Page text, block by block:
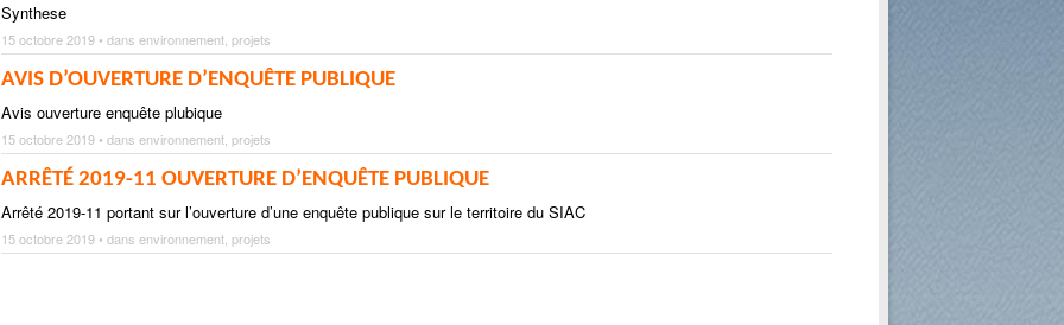
Synthese
15 octobre 2019 • dans environnement, projets
AVIS D’OUVERTURE D’ENQUÊTE PUBLIQUE
Avis ouverture enquête plubique
15 octobre 2019 • dans environnement, projets
ARRÊTÉ 2019-11 OUVERTURE D’ENQUÊTE PUBLIQUE
Arrêté 2019-11 portant sur l’ouverture d’une enquête publique sur le territoire du SIAC
15 octobre 2019 • dans environnement, projets